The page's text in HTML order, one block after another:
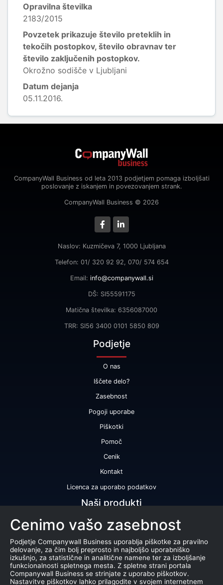
Opravilna številka
2183/2015
Povzetek prikazuje število preteklih in
tekočih postopkov, število obravnav ter
število zaključenih postopkov.
Okrožno sodišče v Ljubljani
Datum dejanja
05.11.2016.
CompanyWall Business od leta 2013 podjetjem pomaga izboljšati
poslovanje z iskanjem in povezovanjem strank.
CompanyWall Business © 2026
Naslov: Kuzmičeva 7, 1000 Ljubljana
Telefon: 01/ 320 92 92, 070/ 574 654
Email: info@companywall.si
DŠ: SI55591175
Matična številka: 6356087000
TRR: SI56 3400 0101 5850 809
Podjetje
O nas
Iščete delo?
Zasebnost
Pogoji uporabe
Piškotki
Pomoč
Cenik
Kontakt
Licenca za uporabo podatkov
Naši produkti
Bonitetna ocena
Bonitetno poročilo
Certifikat bonitetne odličnosti
Produkti
Cenimo vašo zasebnost
Podjetje Companywall Business uporablja piškotke za pravilno
delovanje, za čim bolj preprosto in najboljšo uporabniško
izkušnjo, za statistične in analitične namene ter za izboljšanje
funkcionalnosti spletnega mesta. Z spletne strani portala
Companywall Business se strinjate z uporabo piškotkov.
Nastavitve piškotkov lahko prilagodite v svojem internetnem